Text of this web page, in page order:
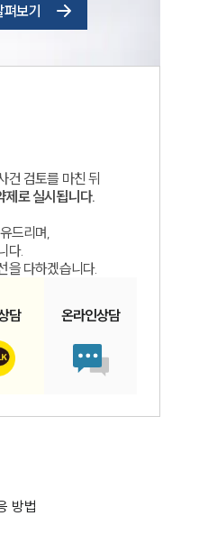
보기
건 검토를 마친 뒤
제로 실시됩니다.
드리며,
다.
을 다하겠습니다.
담 온라인상담
방법